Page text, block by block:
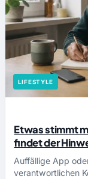
LIFESTYLE
Etwas stimmt
findet der
Auffällige App
verantwortlichen